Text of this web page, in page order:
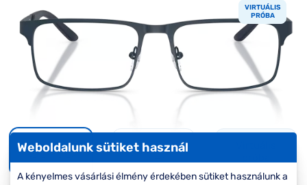
szemüvegekre
Seen Belépőár
VIRTUÁLIS
PRÓBA
Weboldalunk sütiket használ
A kényelmes vásárlási élmény érdekében sütiket használunk a